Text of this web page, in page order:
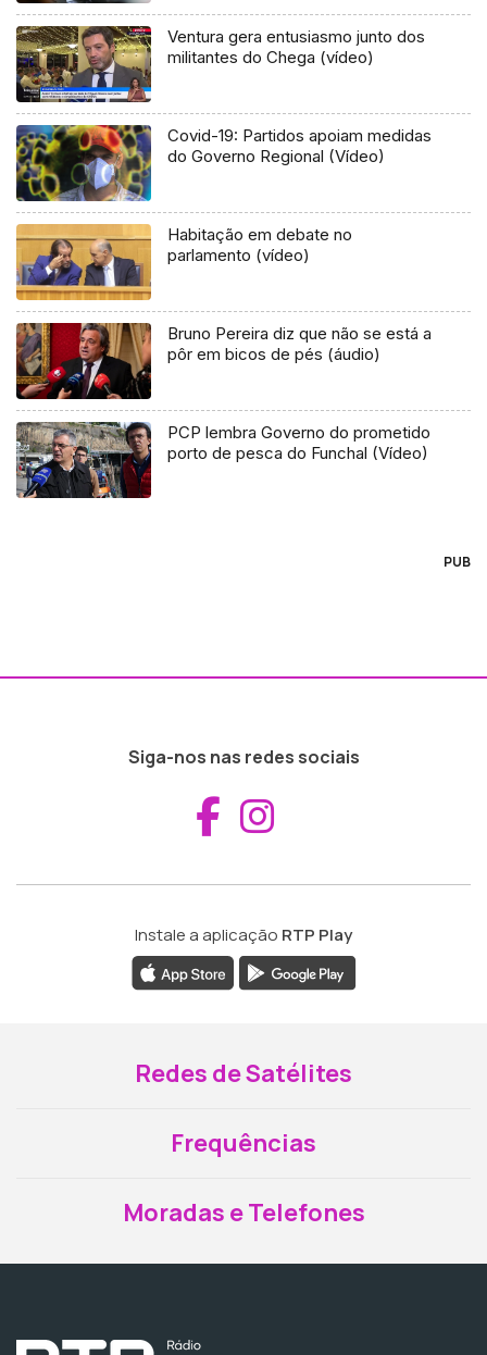
Ventura gera entusiasmo junto dos
militantes do Chega (vídeo)
Covid-19: Partidos apoiam medidas
do Governo Regional (Vídeo)
Habitação em debate no
parlamento (vídeo)
Bruno Pereira diz que não se está a
pôr em bicos de pés (áudio)
PCP lembra Governo do prometido
porto de pesca do Funchal (Vídeo)
PUB
Siga-nos nas redes sociais
Aceder ao
Instale a aplicação RTP Play
Redes de Satélites
Frequências
Moradas e Telefones